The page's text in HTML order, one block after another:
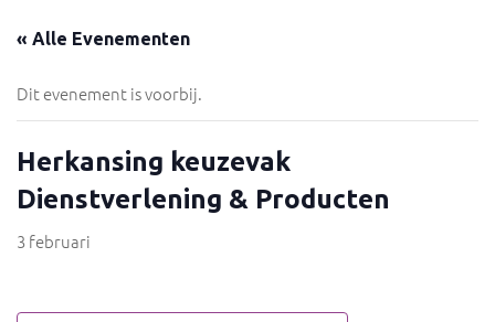
« Alle Evenementen
Dit evenement is voorbij.
Herkansing keuzevak
Dienstverlening & Producten
3 februari